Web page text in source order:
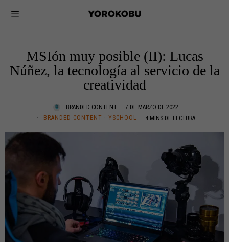
MSIón muy posible (II): Lucas
Núñez, la tecnología al servicio de la
creatividad
BRANDED CONTENT
7 DE MARZO DE 2022
BRANDED CONTENT · YSCHOOL 4 MINS DE LECTURA